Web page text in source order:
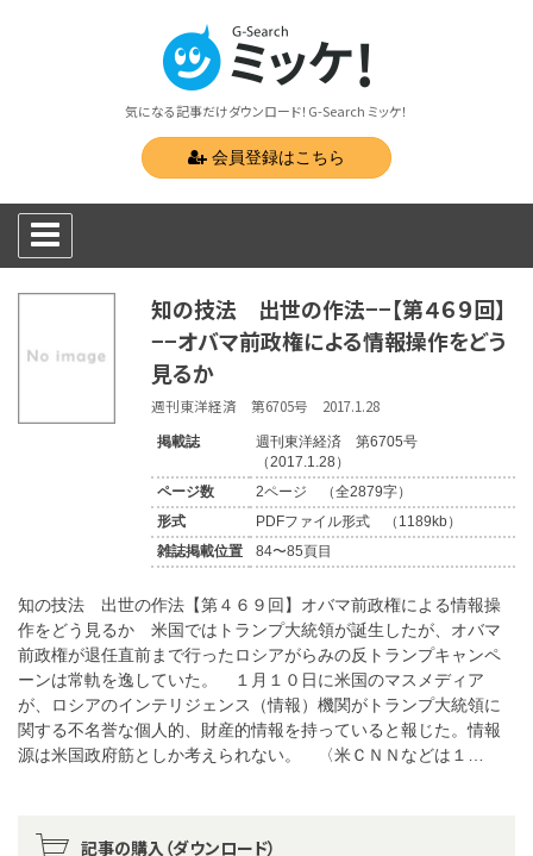
気になる記事だけダウンロード！G-Search ミッケ！
会員登録はこちら
知の技法 出世の作法−−【第４６９回】
−−オバマ前政権による情報操作をどう
見るか
週刊東洋経済 第6705号 2017.1.28
掲載誌
週刊東洋経済 第6705号
（2017.1.28）
ページ数
2ページ （全2879字）
形式
PDFファイル形式 （1189kb）
雑誌掲載位置
84〜85頁目
知の技法 出世の作法【第４６９回】オバマ前政権による情報操
作をどう見るか 米国ではトランプ大統領が誕生したが、オバマ
前政権が退任直前まで行ったロシアがらみの反トランプキャンペ
ーンは常軌を逸していた。 １月１０日に米国のマスメディア
が、ロシアのインテリジェンス（情報）機関がトランプ大統領に
関する不名誉な個人的、財産的情報を持っていると報じた。情報
源は米国政府筋としか考えられない。 〈米ＣＮＮなどは１…
記事の購入（ダウンロード）